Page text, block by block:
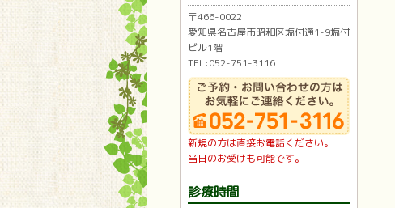
〒466-0022
愛知県名古屋市昭和区塩付通1-9塩付
ビル1階
TEL:052-751-3116
新規の方は直接お電話ください。
当日のお受けも可能です。
診療時間